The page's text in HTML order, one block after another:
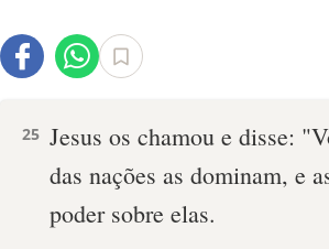
25 Jesus os chamou e disse:
das nações as dominam, e
poder sobre elas.